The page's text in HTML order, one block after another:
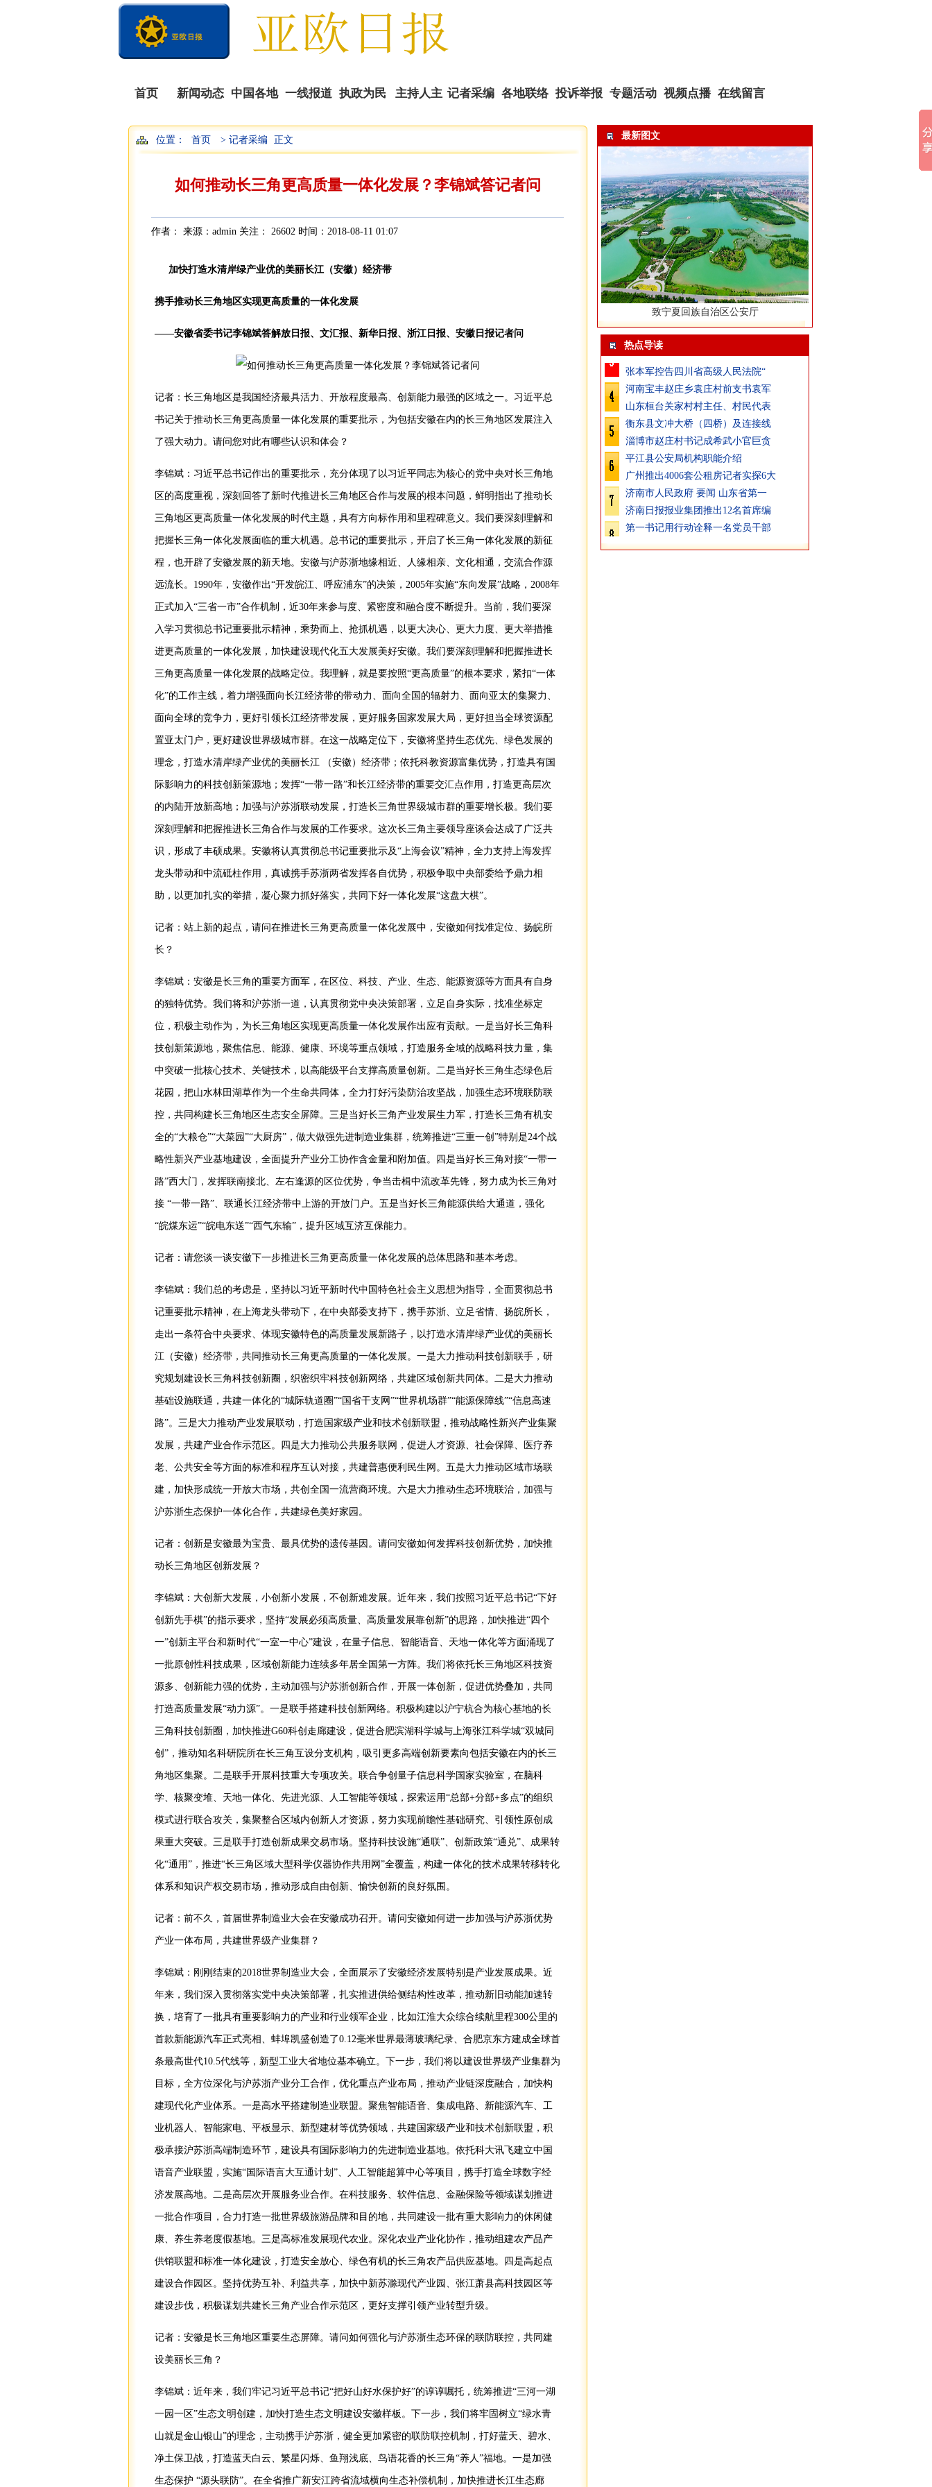
首页 新闻动态 中国各地 一线报道 执政为民 主持人主
播
记者采编 各地联络 投诉举报 专题活动 视频点播 在线留言
位置： 首页 > 记者采编 正文
如何推动长三角更高质量一体化发展？李锦斌答记者问
作者： 来源：admin 关注： 26602 时间：2018-08-11 01:07
加快打造水清岸绿产业优的美丽长江（安徽）经济带
携手推动长三角地区实现更高质量的一体化发展
——安徽省委书记李锦斌答解放日报、文汇报、新华日报、浙江日报、安徽日报记者问
记者：长三角地区是我国经济最具活力、开放程度最高、创新能力最强的区域之一。习近平总
书记关于推动长三角更高质量一体化发展的重要批示，为包括安徽在内的长三角地区发展注入
了强大动力。请问您对此有哪些认识和体会？
李锦斌：习近平总书记作出的重要批示，充分体现了以习近平同志为核心的党中央对长三角地
区的高度重视，深刻回答了新时代推进长三角地区合作与发展的根本问题，鲜明指出了推动长
三角地区更高质量一体化发展的时代主题，具有方向标作用和里程碑意义。我们要深刻理解和
把握长三角一体化发展面临的重大机遇。总书记的重要批示，开启了长三角一体化发展的新征
程，也开辟了安徽发展的新天地。安徽与沪苏浙地缘相近、人缘相亲、文化相通，交流合作源
远流长。1990年，安徽作出“开发皖江、呼应浦东”的决策，2005年实施“东向发展”战略，2008年
正式加入“三省一市”合作机制，近30年来参与度、紧密度和融合度不断提升。当前，我们要深
入学习贯彻总书记重要批示精神，乘势而上、抢抓机遇，以更大决心、更大力度、更大举措推
进更高质量的一体化发展，加快建设现代化五大发展美好安徽。我们要深刻理解和把握推进长
三角更高质量一体化发展的战略定位。我理解，就是要按照“更高质量”的根本要求，紧扣“一体
化”的工作主线，着力增强面向长江经济带的带动力、面向全国的辐射力、面向亚太的集聚力、
面向全球的竞争力，更好引领长江经济带发展，更好服务国家发展大局，更好担当全球资源配
置亚太门户，更好建设世界级城市群。在这一战略定位下，安徽将坚持生态优先、绿色发展的
理念，打造水清岸绿产业优的美丽长江 （安徽）经济带；依托科教资源富集优势，打造具有国
际影响力的科技创新策源地；发挥“一带一路”和长江经济带的重要交汇点作用，打造更高层次
的内陆开放新高地；加强与沪苏浙联动发展，打造长三角世界级城市群的重要增长极。我们要
深刻理解和把握推进长三角合作与发展的工作要求。这次长三角主要领导座谈会达成了广泛共
识，形成了丰硕成果。安徽将认真贯彻总书记重要批示及“上海会议”精神，全力支持上海发挥
龙头带动和中流砥柱作用，真诚携手苏浙两省发挥各自优势，积极争取中央部委给予鼎力相
助，以更加扎实的举措，凝心聚力抓好落实，共同下好一体化发展“这盘大棋”。
记者：站上新的起点，请问在推进长三角更高质量一体化发展中，安徽如何找准定位、扬皖所
长？
李锦斌：安徽是长三角的重要方面军，在区位、科技、产业、生态、能源资源等方面具有自身
的独特优势。我们将和沪苏浙一道，认真贯彻党中央决策部署，立足自身实际，找准坐标定
位，积极主动作为，为长三角地区实现更高质量一体化发展作出应有贡献。一是当好长三角科
技创新策源地，聚焦信息、能源、健康、环境等重点领域，打造服务全域的战略科技力量，集
中突破一批核心技术、关键技术，以高能级平台支撑高质量创新。二是当好长三角生态绿色后
花园，把山水林田湖草作为一个生命共同体，全力打好污染防治攻坚战，加强生态环境联防联
控，共同构建长三角地区生态安全屏障。三是当好长三角产业发展生力军，打造长三角有机安
全的“大粮仓”“大菜园”“大厨房”，做大做强先进制造业集群，统筹推进“三重一创”特别是24个战
略性新兴产业基地建设，全面提升产业分工协作含金量和附加值。四是当好长三角对接“一带一
路”西大门，发挥联南接北、左右逢源的区位优势，争当击楫中流改革先锋，努力成为长三角对
接 “一带一路”、联通长江经济带中上游的开放门户。五是当好长三角能源供给大通道，强化
“皖煤东运”“皖电东送”“西气东输”，提升区域互济互保能力。
记者：请您谈一谈安徽下一步推进长三角更高质量一体化发展的总体思路和基本考虑。
李锦斌：我们总的考虑是，坚持以习近平新时代中国特色社会主义思想为指导，全面贯彻总书
记重要批示精神，在上海龙头带动下，在中央部委支持下，携手苏浙、立足省情、扬皖所长，
走出一条符合中央要求、体现安徽特色的高质量发展新路子，以打造水清岸绿产业优的美丽长
江（安徽）经济带，共同推动长三角更高质量的一体化发展。一是大力推动科技创新联手，研
究规划建设长三角科技创新圈，织密织牢科技创新网络，共建区域创新共同体。二是大力推动
基础设施联通，共建一体化的“城际轨道圈”“国省干支网”“世界机场群”“能源保障线”“信息高速
路”。三是大力推动产业发展联动，打造国家级产业和技术创新联盟，推动战略性新兴产业集聚
发展，共建产业合作示范区。四是大力推动公共服务联网，促进人才资源、社会保障、医疗养
老、公共安全等方面的标准和程序互认对接，共建普惠便利民生网。五是大力推动区域市场联
建，加快形成统一开放大市场，共创全国一流营商环境。六是大力推动生态环境联治，加强与
沪苏浙生态保护一体化合作，共建绿色美好家园。
记者：创新是安徽最为宝贵、最具优势的遗传基因。请问安徽如何发挥科技创新优势，加快推
动长三角地区创新发展？
李锦斌：大创新大发展，小创新小发展，不创新难发展。近年来，我们按照习近平总书记“下好
创新先手棋”的指示要求，坚持“发展必须高质量、高质量发展靠创新”的思路，加快推进“四个
一”创新主平台和新时代“一室一中心”建设，在量子信息、智能语音、天地一体化等方面涌现了
一批原创性科技成果，区域创新能力连续多年居全国第一方阵。我们将依托长三角地区科技资
源多、创新能力强的优势，主动加强与沪苏浙创新合作，开展一体创新，促进优势叠加，共同
打造高质量发展“动力源”。一是联手搭建科技创新网络。积极构建以沪宁杭合为核心基地的长
三角科技创新圈，加快推进G60科创走廊建设，促进合肥滨湖科学城与上海张江科学城“双城同
创”，推动知名科研院所在长三角互设分支机构，吸引更多高端创新要素向包括安徽在内的长三
角地区集聚。二是联手开展科技重大专项攻关。联合争创量子信息科学国家实验室，在脑科
学、核聚变堆、天地一体化、先进光源、人工智能等领域，探索运用“总部+分部+多点”的组织
模式进行联合攻关，集聚整合区域内创新人才资源，努力实现前瞻性基础研究、引领性原创成
果重大突破。三是联手打造创新成果交易市场。坚持科技设施“通联”、创新政策“通兑”、成果转
化“通用”，推进“长三角区域大型科学仪器协作共用网”全覆盖，构建一体化的技术成果转移转化
体系和知识产权交易市场，推动形成自由创新、愉快创新的良好氛围。
记者：前不久，首届世界制造业大会在安徽成功召开。请问安徽如何进一步加强与沪苏浙优势
产业一体布局，共建世界级产业集群？
李锦斌：刚刚结束的2018世界制造业大会，全面展示了安徽经济发展特别是产业发展成果。近
年来，我们深入贯彻落实党中央决策部署，扎实推进供给侧结构性改革，推动新旧动能加速转
换，培育了一批具有重要影响力的产业和行业领军企业，比如江淮大众综合续航里程300公里的
首款新能源汽车正式亮相、蚌埠凯盛创造了0.12毫米世界最薄玻璃纪录、合肥京东方建成全球首
条最高世代10.5代线等，新型工业大省地位基本确立。下一步，我们将以建设世界级产业集群为
目标，全方位深化与沪苏浙产业分工合作，优化重点产业布局，推动产业链深度融合，加快构
建现代化产业体系。一是高水平搭建制造业联盟。聚焦智能语音、集成电路、新能源汽车、工
业机器人、智能家电、平板显示、新型建材等优势领域，共建国家级产业和技术创新联盟，积
极承接沪苏浙高端制造环节，建设具有国际影响力的先进制造业基地。依托科大讯飞建立中国
语音产业联盟，实施“国际语言大互通计划”、人工智能超算中心等项目，携手打造全球数字经
济发展高地。二是高层次开展服务业合作。在科技服务、软件信息、金融保险等领域谋划推进
一批合作项目，合力打造一批世界级旅游品牌和目的地，共同建设一批有重大影响力的休闲健
康、养生养老度假基地。三是高标准发展现代农业。深化农业产业化协作，推动组建农产品产
供销联盟和标准一体化建设，打造安全放心、绿色有机的长三角农产品供应基地。四是高起点
建设合作园区。坚持优势互补、利益共享，加快中新苏滁现代产业园、张江萧县高科技园区等
建设步伐，积极谋划共建长三角产业合作示范区，更好支撑引领产业转型升级。
记者：安徽是长三角地区重要生态屏障。请问如何强化与沪苏浙生态环保的联防联控，共同建
设美丽长三角？
李锦斌：近年来，我们牢记习近平总书记“把好山好水保护好”的谆谆嘱托，统筹推进“三河一湖
一园一区”生态文明创建，加快打造生态文明建设安徽样板。下一步，我们将牢固树立“绿水青
山就是金山银山”的理念，主动携手沪苏浙，健全更加紧密的联防联控机制，打好蓝天、碧水、
净土保卫战，打造蓝天白云、繁星闪烁、鱼翔浅底、鸟语花香的长三角“养人”福地。一是加强
生态保护 “源头联防”。在全省推广新安江跨省流域横向生态补偿机制，加快推进长江生态廊
最新图文
致宁夏回族自治区公安厅
热点导读
张本军控告四川省高级人民法院“
河南宝丰赵庄乡袁庄村前支书袁军
山东桓台关家村村主任、村民代表
衡东县文冲大桥（四桥）及连接线
淄博市赵庄村书记成希武小官巨贪
平江县公安局机构职能介绍
广州推出4006套公租房记者实探6大
济南市人民政府 要闻 山东省第一
济南日报报业集团推出12名首席编
第一书记用行动诠释一名党员干部